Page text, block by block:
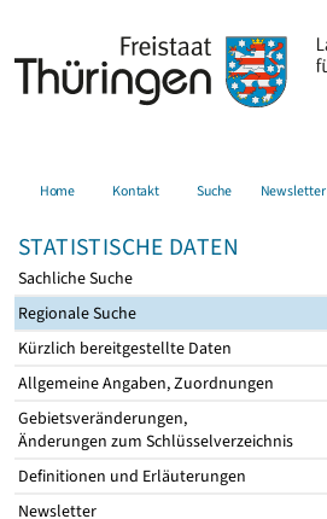
Home Kontakt Suche Newsletter
STATISTISCHE DATEN
Sachliche Suche
Regionale Suche
Kürzlich bereitgestellte Daten
Allgemeine Angaben, Zuordnungen
Gebietsveränderungen,
Änderungen zum Schlüsselverzeichnis
Definitionen und Erläuterungen
Newsletter